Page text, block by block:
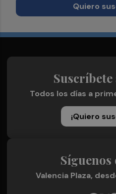
Quiero
Todos los días a
¡Quiero
Síguenos
Valencia Plaza,